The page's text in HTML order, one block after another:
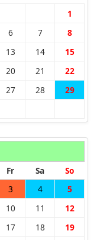
1
6 7 8
13 14 15
20 21 22
27 28 29
Fr Sa So
3 4 5
10 11 12
17 18 19